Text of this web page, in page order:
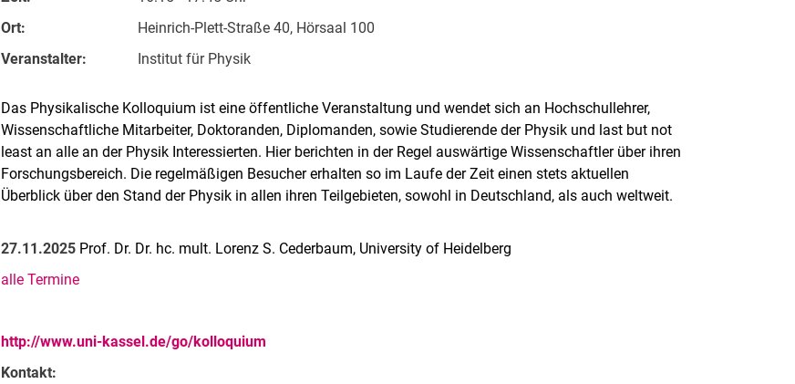
Ort:
Heinrich-Plett-Straße 40, Hörsaal 100
Veranstalter:
Institut für Physik
Das Physikalische Kolloquium ist eine öffentliche Veranstaltung und wendet sich an Hochschullehrer,
Wissenschaftliche Mitarbeiter, Doktoranden, Diplomanden, sowie Studierende der Physik und last but not
least an alle an der Physik Interessierten. Hier berichten in der Regel auswärtige Wissenschaftler über ihren
Forschungsbereich. Die regelmäßigen Besucher erhalten so im Laufe der Zeit einen stets aktuellen
Überblick über den Stand der Physik in allen ihren Teilgebieten, sowohl in Deutschland, als auch weltweit.
27.11.2025 Prof. Dr. Dr. hc. mult. Lorenz S. Cederbaum, University of Heidelberg
alle Termine
http://www.uni-kassel.de/go/kolloquium
Kontakt: